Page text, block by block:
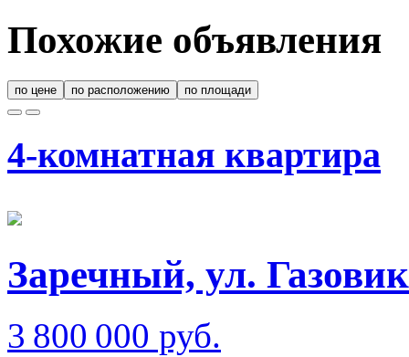
Похожие объявления
по цене по расположению по площади
4-комнатная квартира
Заречный, ул.
3 800 000 руб.